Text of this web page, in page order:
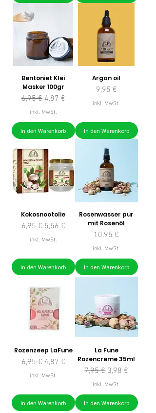
Bentoniet Klei
Masker 100gr
Standardpreis
6,95 € Sale-Preis
4,87 €
inkl. MwSt.
In den Warenkorb
Argan oil
Preis
9,95 €
inkl. MwSt.
In den Warenkorb
Kokosnootolie
Standardpreis
6,95 € Sale-Preis
5,56 €
inkl. MwSt.
In den Warenkorb
Rosenwasser pur
mit Rosenöl
Preis
10,95 €
inkl. MwSt.
In den Warenkorb
Rozenzeep LaFune
Standardpreis
6,95 € Sale-Preis
4,87 €
inkl. MwSt.
In den Warenkorb
La Fune
Rozencreme 35ml
Standardpreis
7,95 € Sale-Preis
3,98 €
inkl. MwSt.
In den Warenkorb